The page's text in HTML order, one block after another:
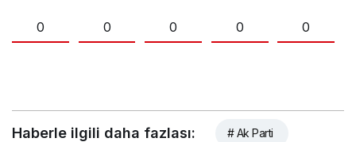
0 0 0 0 0
Haberle ilgili daha fazlası: # Ak Parti